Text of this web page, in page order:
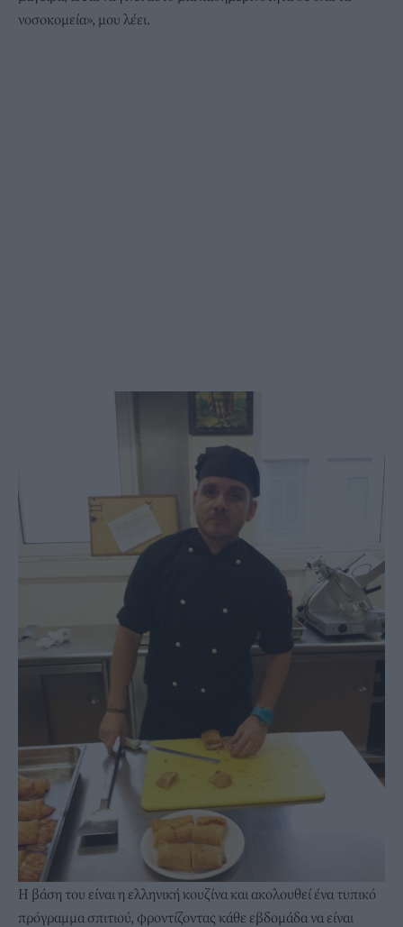
νοσοκομεία», μου λέει.
Η βάση του είναι η ελληνική κουζίνα και ακολουθεί ένα τυπικό
πρόγραμμα σπιτιού, φροντίζοντας κάθε εβδομάδα να είναι